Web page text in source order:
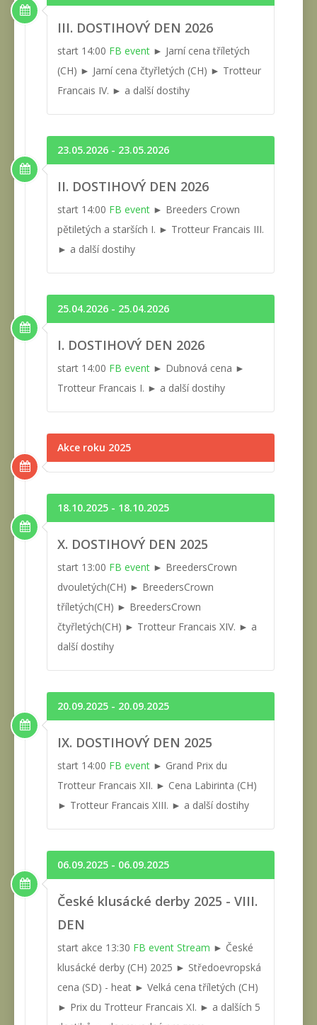
III. DOSTIHOVÝ DEN 2026
start 14:00 FB event ► Jarní cena tříletých
(CH) ► Jarní cena čtyřletých (CH) ► Trotteur
Francais IV. ► a další dostihy
23.05.2026 - 23.05.2026
II. DOSTIHOVÝ DEN 2026
start 14:00 FB event ► Breeders Crown
pětiletých a starších I. ► Trotteur Francais III.
► a další dostihy
25.04.2026 - 25.04.2026
I. DOSTIHOVÝ DEN 2026
start 14:00 FB event ► Dubnová cena ►
Trotteur Francais I. ► a další dostihy
Akce roku 2025
18.10.2025 - 18.10.2025
X. DOSTIHOVÝ DEN 2025
start 13:00 FB event ► BreedersCrown
dvouletých(CH) ► BreedersCrown
tříletých(CH) ► BreedersCrown
čtyřletých(CH) ► Trotteur Francais XIV. ► a
další dostihy
20.09.2025 - 20.09.2025
IX. DOSTIHOVÝ DEN 2025
start 14:00 FB event ► Grand Prix du
Trotteur Francais XII. ► Cena Labirinta (CH)
► Trotteur Francais XIII. ► a další dostihy
06.09.2025 - 06.09.2025
České klusácké derby 2025 - VIII.
DEN
start akce 13:30 FB event Stream ► České
klusácké derby (CH) 2025 ► Středoevropská
cena (SD) - heat ► Velká cena tříletých (CH)
► Prix du Trotteur Francais XI. ► a dalších 5